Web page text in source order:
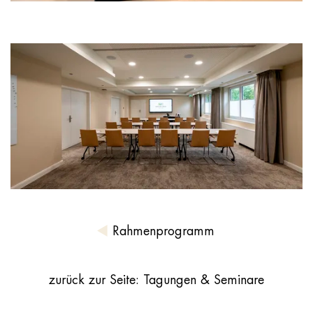
Rahmenprogramm
zurück zur Seite: Tagungen & Seminare